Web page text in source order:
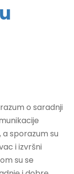
o saradnji
a sporazum su
i izvršni
su se